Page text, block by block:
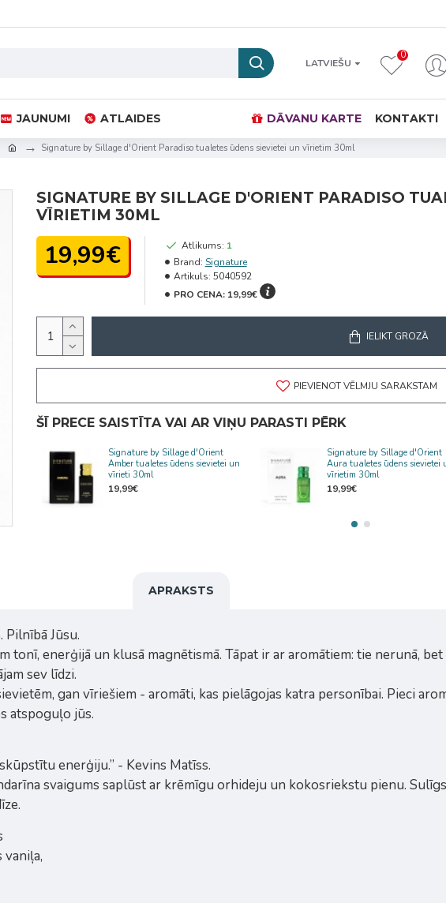
LATVIEŠU
0
JAUNUMI ATLAIDES DĀVANU KARTE KONTAKTI
Signature by Sillage d'Orient Paradiso tualetes ūdens sievietei un vīrietim 30ml
SIGNATURE BY SILLAGE D'ORIENT PARADISO
VĪRIETIM 30ML
19,99€ Atlikums: 1
Brand: Signature
Artikuls: 5040592
PRO CENA: 19,99€
IELIKT GROZĀ
PIEVIENOT VĒLMJU SARAKSTAM
ŠĪ PRECE SAISTĪTA VAI AR VIŅU PARASTI PĒRK
un
Signature by Sillage d'Orient
Amber tualetes ūdens sievietei un
vīrieti 30ml
19,99€
Signature by Sillage d'Orient
Aura tualetes ūdens sievietei
vīrietim 30ml
19,99€
APRAKSTS
Jūsu.
tonī, enerģijā un klusā magnētismā. Tāpat ir ar aromātiem: tie nerunā,
sev līdzi.
gan vīriešiem - aromāti, kas pielāgojas katra personībai. Pieci
atspoguļo jūs.
enerģiju.” - Kevins Matīss.
svaigums saplūst ar krēmīgu orhideju un kokosriekstu pienu.
vaniļa,